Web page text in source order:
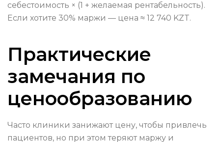
себестоимость × (1 + желаемая рентабельность).
Если хотите 30% маржи — цена ≈ 12 740 KZT.
Практические
замечания по
ценообразованию
Часто клиники занижают цену, чтобы привлечь
пациентов, но при этом теряют маржу и